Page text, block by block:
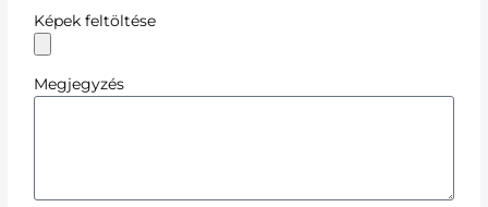
Képek feltöltése
Megjegyzés